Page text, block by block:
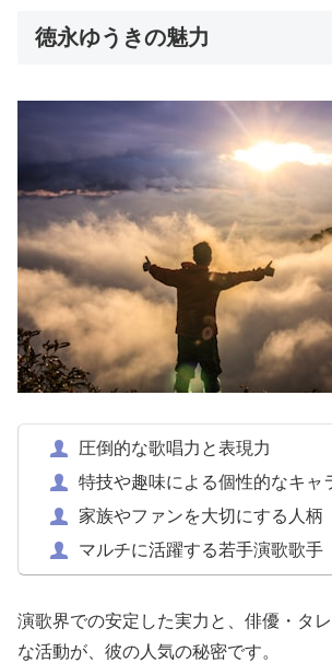
徳永ゆうきの魅力
圧倒的な歌唱力と表現力
特技や趣味による個性的なキャ
家族やファンを大切にする人柄
マルチに活躍する若手演歌歌手
演歌界での安定した実力と、俳優・タ
な活動が、彼の人気の秘密です。